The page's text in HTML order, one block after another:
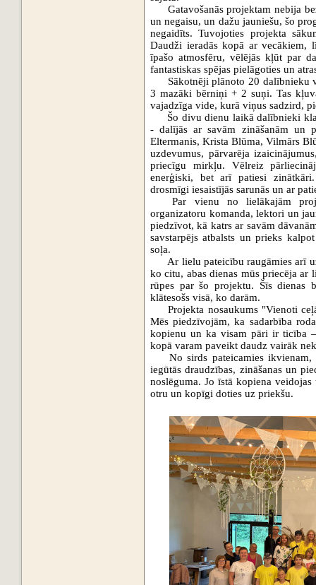
Gatavošanās projektam nebija
un negaisu, un dažu jauniešu, šo
negaidīts. Tuvojoties projekta
Daudži ieradās kopā ar vecākiem,
īpašo atmosfēru, vēlējās kļūt par
fantastiskas spējas pielāgoties un
Sākotnēji plānoto 20 dalībnieku
3 mazāki bērniņi + 2 suņi. Tas
vajadzīga vide, kurā viņus sadzird,
Šo divu dienu laikā dalībnieki
- dalījās ar savām zināšanām un
Eltermanis, Krista Blūma, Vilmārs
uzdevumus, pārvarēja
priecīgu mirkļu. Vēlreiz
enerģiski, bet arī patiesi
drosmīgi iesaistījās sarunās un ar
Par vienu no lielākajām
organizatoru komanda, lektori un
piedzīvot, kā katrs ar savām
savstarpējs atbalsts un prieks
soļa.
Ar lielu pateicību raugāmies arī
ko citu, abas dienas mūs priecēja
rūpes par šo projektu. Šīs
klātesošs visā, ko darām.
Projekta nosaukums "Vienoti
Mēs piedzīvojām, ka sadarbība
kopienu un ka visam pāri ir ticība
kopā varam paveikt daudz vairāk
No sirds pateicamies
iegūtās draudzības, zināšanas un
noslēguma. Jo īstā kopiena
otru un kopīgi doties uz priekšu.